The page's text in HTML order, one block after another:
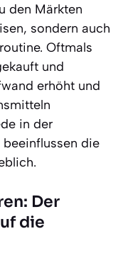
den Märkten
sondern auch
Oftmals
und
erhöht und
in der
die
Der
die